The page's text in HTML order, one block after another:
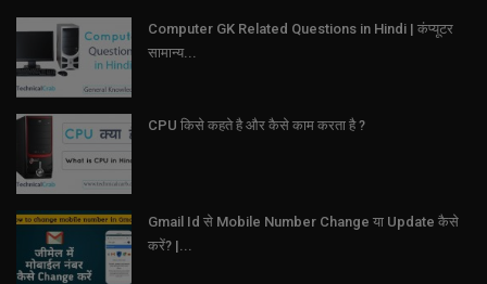
Computer GK Related Questions in Hindi | कंप्यूटर
सामान्य...
CPU किसे कहते है और कैसे काम करता है ?
Gmail Id से Mobile Number Change या Update कैसे
करें? |...